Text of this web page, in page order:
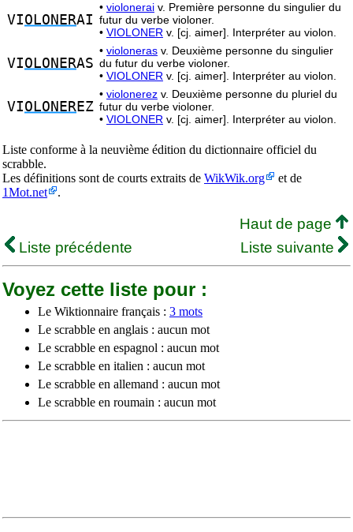
VIOLONERAI
• violonerai v. Première personne du singulier du
futur du verbe violoner.
• VIOLONER v. [cj. aimer]. Interpréter au violon.
VIOLONERAS
• violoneras v. Deuxième personne du singulier
du futur du verbe violoner.
• VIOLONER v. [cj. aimer]. Interpréter au violon.
VIOLONEREZ
• violonerez v. Deuxième personne du pluriel du
futur du verbe violoner.
• VIOLONER v. [cj. aimer]. Interpréter au violon.
Liste conforme à la neuvième édition du dictionnaire officiel du
scrabble.
Les définitions sont de courts extraits de WikWik.org
et de
1Mot.net
.
Haut de page
Liste précédente
Liste suivante
Voyez cette liste pour :
Le Wiktionnaire français : 3 mots
Le scrabble en anglais : aucun mot
Le scrabble en espagnol : aucun mot
Le scrabble en italien : aucun mot
Le scrabble en allemand : aucun mot
Le scrabble en roumain : aucun mot